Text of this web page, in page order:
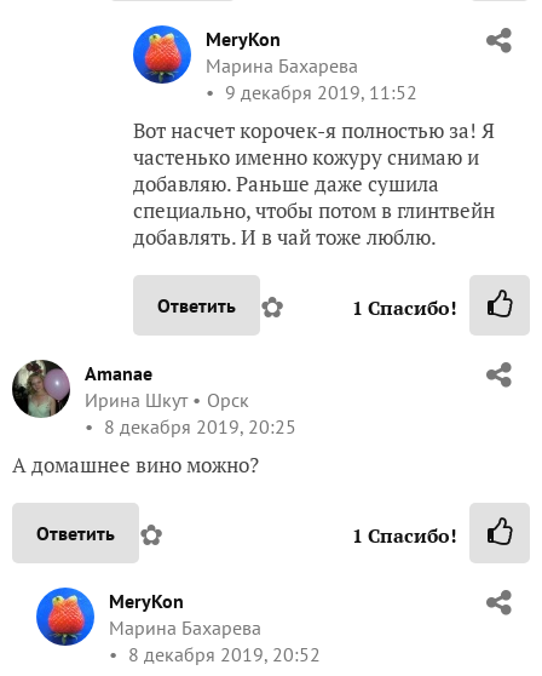
MeryKon
Марина Бахарева
9 декабря 2019, 11:52
Вот насчет корочек-я полностью за! Я
частенько именно кожуру снимаю и
добавляю. Раньше даже сушила
специально, чтобы потом в глинтвейн
добавлять. И в чай тоже люблю.
Ответить ✿ 1 Спасибо!
Amanae
Ирина Шкут
Орск
8 декабря 2019, 20:25
А домашнее вино можно?
Ответить ✿ 1 Спасибо!
MeryKon
Марина Бахарева
8 декабря 2019, 20:52